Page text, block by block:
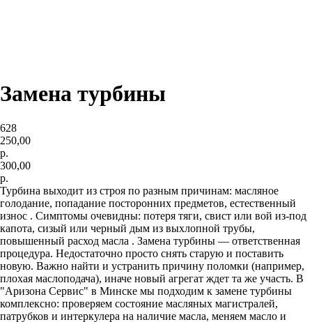
Замена турбины
628
250,00
р.
300,00
р.
Турбина выходит из строя по разным причинам: масляное
голодание, попадание посторонних предметов, естественный
износ . Симптомы очевидны: потеря тяги, свист или вой из-под
капота, сизый или черный дым из выхлопной трубы,
повышенный расход масла . Замена турбины — ответственная
процедура. Недостаточно просто снять старую и поставить
новую. Важно найти и устранить причину поломки (например,
плохая маслоподача), иначе новый агрегат ждет та же участь. В
"Аризона Сервис" в Минске мы подходим к замене турбины
комплексно: проверяем состояние масляных магистралей,
патрубков и интеркулера на наличие масла, меняем масло и